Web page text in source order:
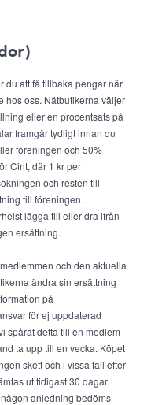
du att få tillbaka pengar när
hos oss. Nätbutikerna väljer
eller en procentsats på
framgår tydligt innan du
föreningen och 50%
Cint, där 1 kr per
och resten till
till föreningen.
lägga till eller dra ifrån
ersättning.
och den aktuella
ändra sin ersättning
på
för ej uppdaterad
spårat detta till en medlem
ta upp till en vecka. Köpet
skett och i vissa fall efter
ut tidigast 30 dagar
anledning bedöms